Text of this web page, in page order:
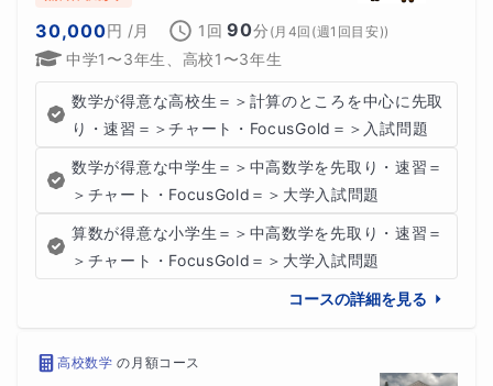
30,000円 /月 1回 90分 ( 月4回(週1回目安))
中学1〜3年生、高校1〜3年生
数学が得意な高校生＝＞計算のところを中心に先取
り・速習＝＞チャート・FocusGold＝＞入試問題
数学が得意な中学生＝＞中高数学を先取り・速習＝
＞チャート・FocusGold＝＞大学入試問題
算数が得意な小学生＝＞中高数学を先取り・速習＝
＞チャート・FocusGold＝＞大学入試問題
コースの詳細を見る
高校数学 の 月額コース